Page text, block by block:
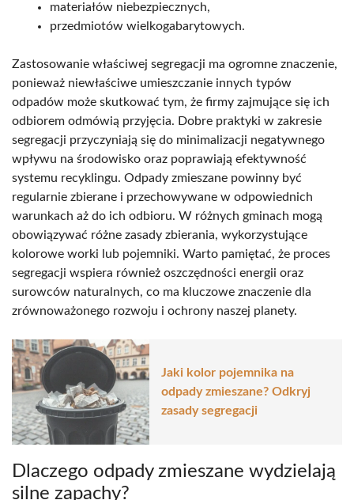
materiałów niebezpiecznych,
przedmiotów wielkogabarytowych.
Zastosowanie właściwej segregacji ma ogromne znaczenie,
ponieważ niewłaściwe umieszczanie innych typów
odpadów może skutkować tym, że firmy zajmujące się ich
odbiorem odmówią przyjęcia. Dobre praktyki w zakresie
segregacji przyczyniają się do minimalizacji negatywnego
wpływu na środowisko oraz poprawiają efektywność
systemu recyklingu. Odpady zmieszane powinny być
regularnie zbierane i przechowywane w odpowiednich
warunkach aż do ich odbioru. W różnych gminach mogą
obowiązywać różne zasady zbierania, wykorzystujące
kolorowe worki lub pojemniki. Warto pamiętać, że proces
segregacji wspiera również oszczędności energii oraz
surowców naturalnych, co ma kluczowe znaczenie dla
zrównoważonego rozwoju i ochrony naszej planety.
Jaki kolor pojemnika na
odpady zmieszane? Odkryj
zasady segregacji
Dlaczego odpady zmieszane wydzielają
silne zapachy?